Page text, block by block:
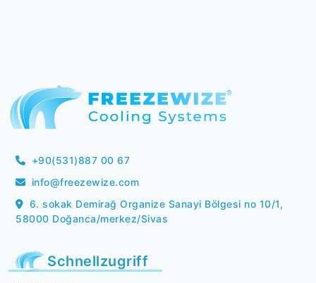
+90(531)887 00 67
info@freezewize.com
6. sokak Demirağ Organize Sanayi Bölgesi no 10/1,
58000 Doğanca/merkez/Sivas
Schnellzugriff